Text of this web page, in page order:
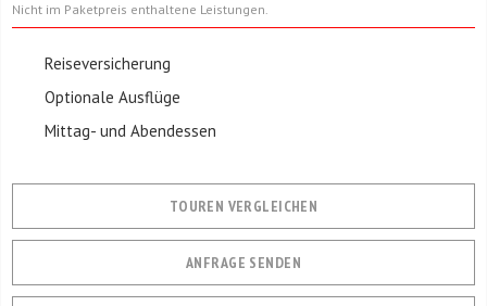
Nicht im Paketpreis enthaltene Leistungen.
Reiseversicherung
Optionale Ausflüge
Mittag- und Abendessen
TOUREN VERGLEICHEN
ANFRAGE SENDEN